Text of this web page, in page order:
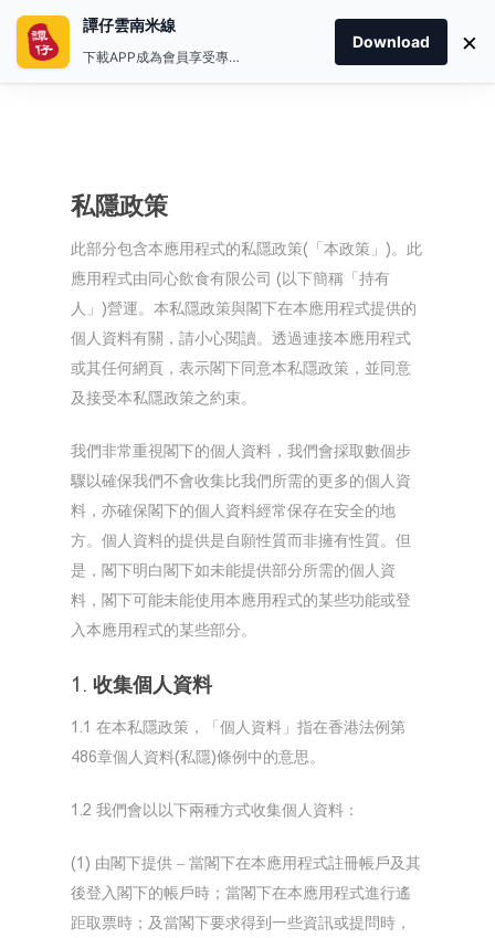
私隱政策
此部分包含本應用程式的私隱政策(「本政策」)。此
應用程式由同心飲食有限公司 (以下簡稱「持有
人」)營運。本私隱政策與閣下在本應用程式提供的
個人資料有關，請小心閱讀。透過連接本應用程式
或其任何網頁，表示閣下同意本私隱政策，並同意
及接受本私隱政策之約束。
我們非常重視閣下的個人資料，我們會採取數個步
驟以確保我們不會收集比我們所需的更多的個人資
料，亦確保閣下的個人資料經常保存在安全的地
方。個人資料的提供是自願性質而非擁有性質。但
是，閣下明白閣下如未能提供部分所需的個人資
料，閣下可能未能使用本應用程式的某些功能或登
入本應用程式的某些部分。
1. 收集個人資料
1.1 在本私隱政策，「個人資料」指在香港法例第
486章個人資料(私隱)條例中的意思。
1.2 我們會以以下兩種方式收集個人資料：
(1) 由閣下提供 – 當閣下在本應用程式註冊帳戶及其
後登入閣下的帳戶時；當閣下在本應用程式進行遙
距取票時；及當閣下要求得到一些資訊或提問時，
譚仔雲南米線
下載APP成為會員享受專屬禮遇
Download ×